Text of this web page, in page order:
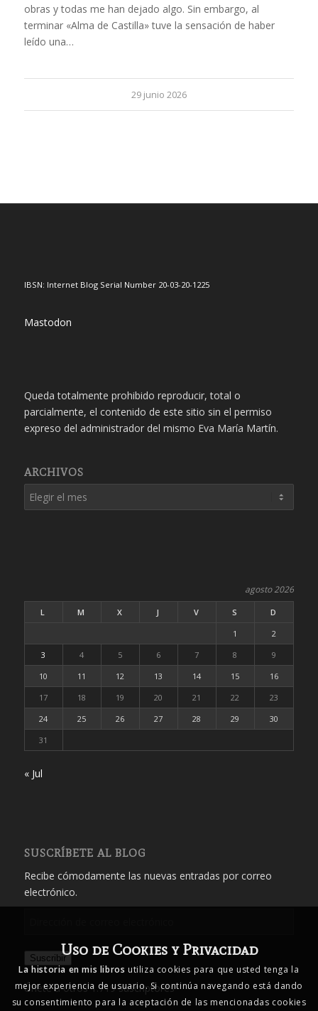
obras y todas me han dejado algo. Sin embargo, al
terminar «Alma de Castilla» tuve la sensación de haber
leído una…
29 junio 2026
IBSN: Internet Blog Serial Number 20-03-20-1225
Mastodon
Queda totalmente prohibido reproducir, total o
parcialmente, el contenido de este sitio sin el permiso
expreso del administrador del mismo Eva María Martín.
ARCHIVOS
agosto 2026
L M X J V S
D
1
2
3
4 5 6 7 8
9
10
11 12 13 14 15
16
17
18 19 20 21 22
23
24
25 26 27 28 29
30
31
« Jul
SUSCRÍBETE AL BLOG
Recibe cómodamente las nuevas entradas por correo
electrónico.
correo
electrónico
Suscribir
Únete a otros 1.719 suscriptores
Uso de Cookies y Privacidad
La historia en mis libros utiliza cookies para que usted tenga la
mejor experiencia de usuario. Si continúa navegando está dando
su consentimiento para la aceptación de las mencionadas cookies